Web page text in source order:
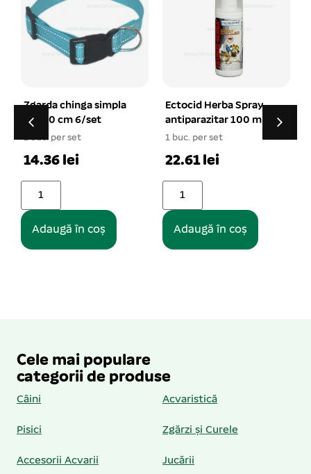
Ectocid Herba Spray
antiparazitar 100 ml
1 buc. per set
22.61 lei
Adaugă în coș
Zgarda din piele
HEAVY negru 4×85 cm
1 buc. per set
59.48 lei
Adaugă în coș
Cele mai populare
categorii de produse
Câini Acvaristică
Pisici Zgărzi și Curele
Accesorii Acvarii Jucării